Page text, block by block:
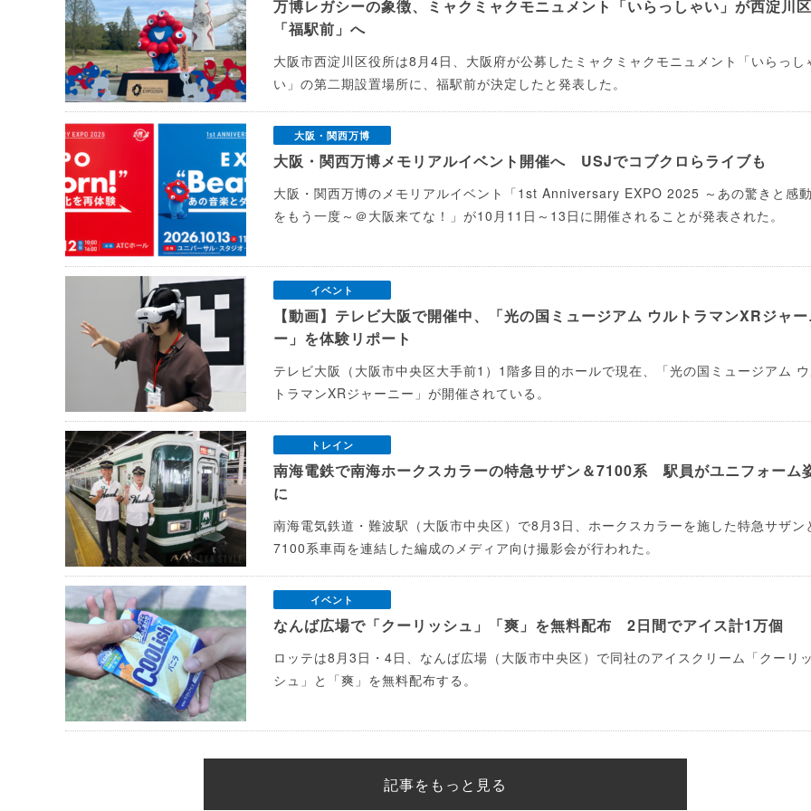
万博レガシーの象徴、ミャクミャクモニュメント「いらっしゃい」が西淀川区
「福駅前」へ
大阪市西淀川区役所は8月4日、大阪府が公募したミャクミャクモニュメント「いらっし
い」の第二期設置場所に、福駅前が決定したと発表した。
大阪・関西万博
大阪・関西万博メモリアルイベント開催へ USJでコブクロらライブも
大阪・関西万博のメモリアルイベント「1st Anniversary EXPO 2025 ～あの驚きと感動
をもう一度～＠大阪来てな！」が10月11日～13日に開催されることが発表された。
イベント
【動画】テレビ大阪で開催中、「光の国ミュージアム ウルトラマンXRジャー
ー」を体験リポート
テレビ大阪（大阪市中央区大手前1）1階多目的ホールで現在、「光の国ミュージアム
トラマンXRジャーニー」が開催されている。
トレイン
南海電鉄で南海ホークスカラーの特急サザン＆7100系 駅員がユニフォーム
に
南海電気鉄道・難波駅（大阪市中央区）で8月3日、ホークスカラーを施した特急サザン
7100系車両を連結した編成のメディア向け撮影会が行われた。
イベント
なんば広場で「クーリッシュ」「爽」を無料配布 2日間でアイス計1万個
ロッテは8月3日・4日、なんば広場（大阪市中央区）で同社のアイスクリーム「クーリッ
シュ」と「爽」を無料配布する。
記事をもっと見る